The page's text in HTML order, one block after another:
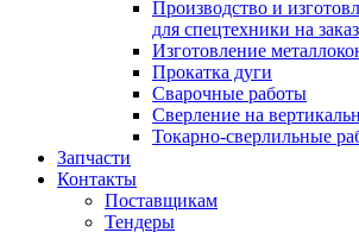
Производство и
для спецтехники на заказ
Изготовление
Прокатка дуги
Сварочные работы
Сверление на
Токарно-сверлильные
Запчасти
Контакты
Поставщикам
Тендеры